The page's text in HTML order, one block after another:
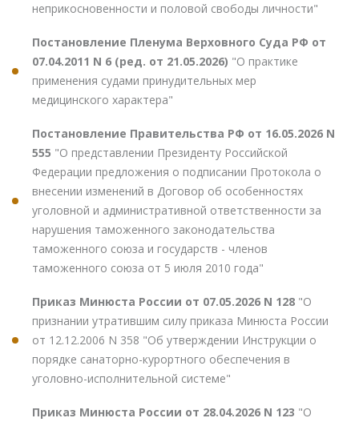
неприкосновенности и половой свободы личности"
Постановление Пленума Верховного Суда РФ от
07.04.2011 N 6 (ред. от 21.05.2026) "О практике
применения судами принудительных мер
медицинского характера"
Постановление Правительства РФ от 16.05.2026 N
555 "О представлении Президенту Российской
Федерации предложения о подписании Протокола о
внесении изменений в Договор об особенностях
уголовной и административной ответственности за
нарушения таможенного законодательства
таможенного союза и государств - членов
таможенного союза от 5 июля 2010 года"
Приказ Минюста России от 07.05.2026 N 128 "О
признании утратившим силу приказа Минюста России
от 12.12.2006 N 358 "Об утверждении Инструкции о
порядке санаторно-курортного обеспечения в
уголовно-исполнительной системе"
Приказ Минюста России от 28.04.2026 N 123 "О